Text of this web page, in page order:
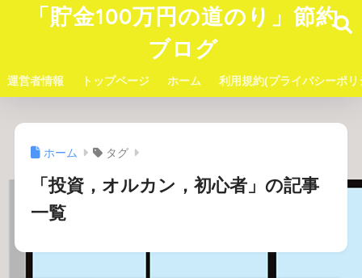
「貯金100万円の道のり」節約
ブログ
運営者情報 トップページ ホーム 利用規約(プライバシーポリ
ホーム タグ
「投資，オルカン，初心者」の記事
一覧